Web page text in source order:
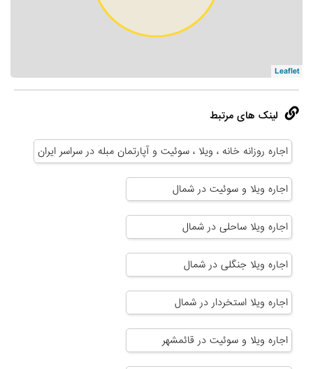
Leaflet
لینک های مرتبط
اجاره روزانه خانه ، ویلا ، سوئیت و آپارتمان مبله در سراسر ایران
اجاره ویلا و سوئیت در شمال
اجاره ویلا ساحلی در شمال
اجاره ویلا جنگلی در شمال
اجاره ویلا استخردار در شمال
اجاره ویلا و سوئیت در قائمشهر